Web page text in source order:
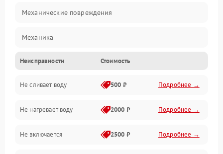
Механические повреждения
Механика
Управление
Электропитание
Датчики
Нагрев
Неисправности Стоимость
Не сливает воду 500 ₽ Подробнее →
Не нагревает воду 2000 ₽ Подробнее →
Не включается 2500 ₽ Подробнее →